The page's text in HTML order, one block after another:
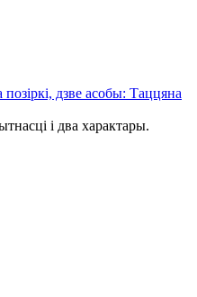
позіркі, дзве асобы: Таццяна
і два характары.